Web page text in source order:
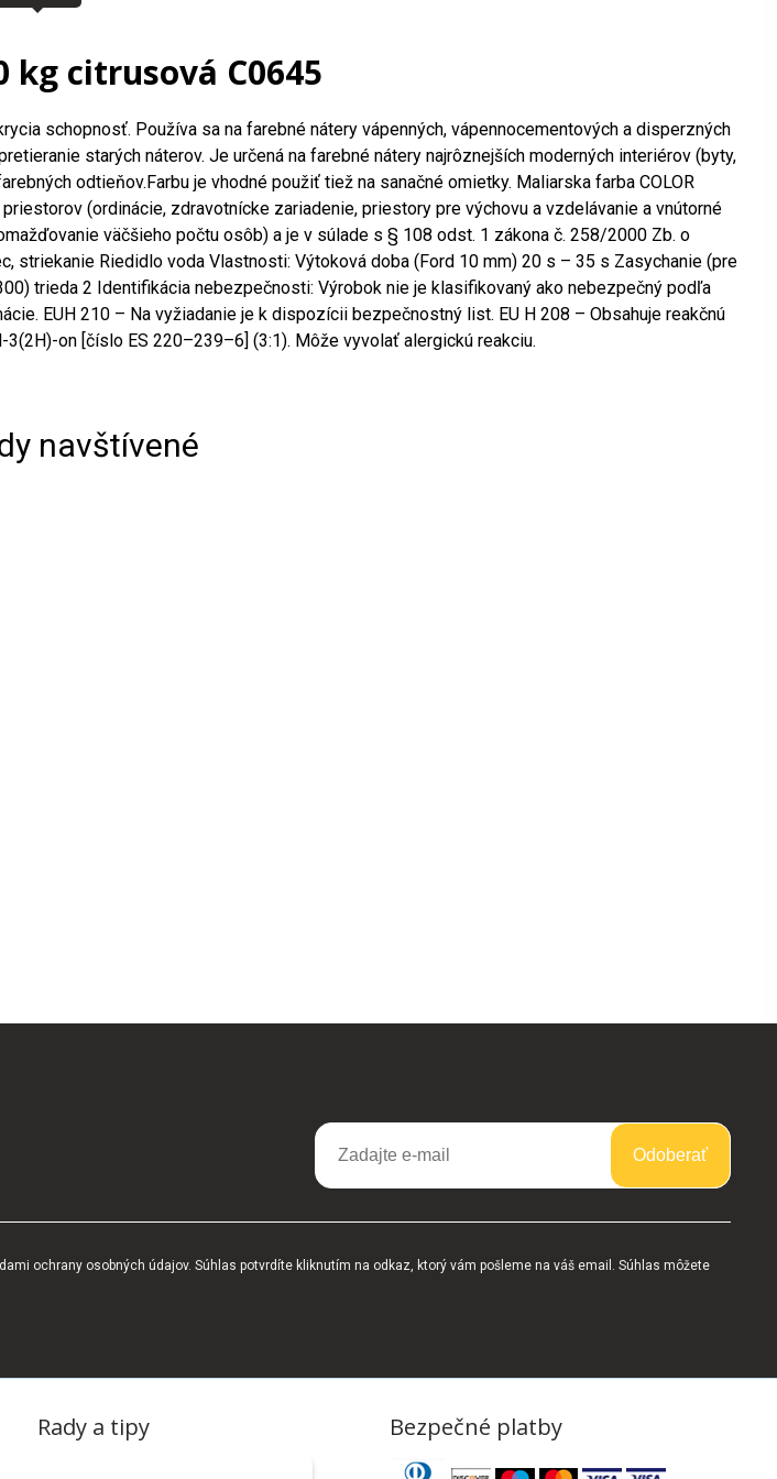
kg citrusová C0645
schopnosť. Používa sa na farebné nátery vápenných, vápennocementových a disperzných
starých náterov. Je určená na farebné nátery najrôznejších moderných interiérov (byty,
odtieňov.Farbu je vhodné použiť tiež na sanačné omietky. Maliarska farba COLOR
(ordinácie, zdravotnícke zariadenie, priestory pre výchovu a vzdelávanie a vnútorné
väčšieho počtu osôb) a je v súlade s § 108 odst. 1 zákona č. 258/2000 Zb. o
striekanie Riedidlo voda Vlastnosti: Výtoková doba (Ford 10 mm) 20 s – 35 s Zasychanie (pre
trieda 2 Identifikácia nebezpečnosti: Výrobok nie je klasifikovaný ako nebezpečný podľa
EUH 210 – Na vyžiadanie je k dispozícii bezpečnostný list. EU H 208 – Obsahuje reakčnú
on [číslo ES 220–239–6] (3:1). Môže vyvolať alergickú reakciu.
navštívené
Odoberať
ochrany osobných údajov. Súhlas potvrdíte kliknutím na odkaz, ktorý vám pošleme na váš email. Súhlas môžete
Rady a tipy Bezpečné platby